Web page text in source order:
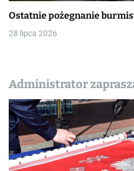
Ostatnie pożegnanie
28 lipca 2026
Administrator